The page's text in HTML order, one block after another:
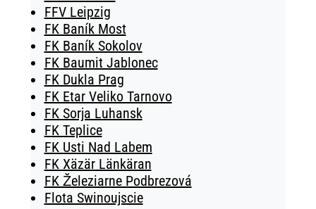
FFV Leipzig
FK Baník Most
FK Baník Sokolov
FK Baumit Jablonec
FK Dukla Prag
FK Etar Veliko Tarnovo
FK Sorja Luhansk
FK Teplice
FK Usti Nad Labem
FK Xäzär Länkäran
FK Železiarne Podbrezová
Flota Swinoujscie